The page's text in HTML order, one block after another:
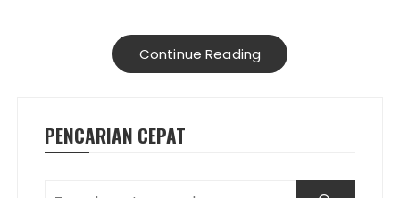
Continue Reading
PENCARIAN CEPAT